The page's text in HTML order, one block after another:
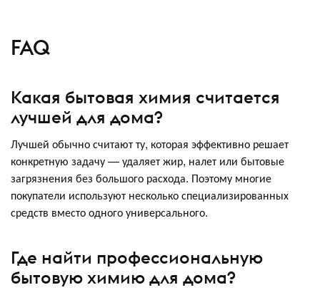
FAQ
Какая бытовая химия считается
лучшей для дома?
Лучшей обычно считают ту, которая эффективно решает
конкретную задачу — удаляет жир, налет или бытовые
загрязнения без большого расхода. Поэтому многие
покупатели используют несколько специализированных
средств вместо одного универсального.
Где найти профессиональную
бытовую химию для дома?